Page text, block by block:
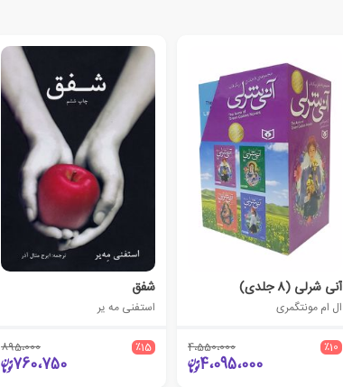
آنی شرلی (8 جلدی)
ال ام مونتگمری
٪10 4،550،000
4،095،000
شفق
استفنی مه یر
٪15 895،000
760،750